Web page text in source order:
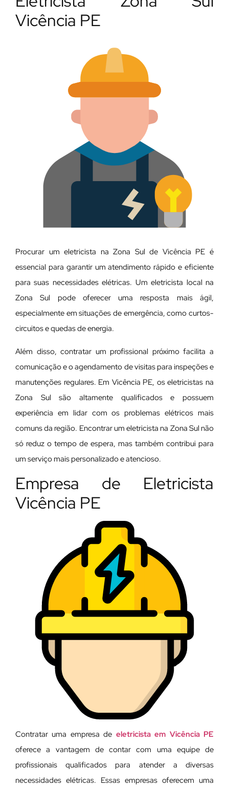
Vicência PE
Procurar um eletricista na Zona Sul de Vicência PE é
essencial para garantir um atendimento rápido e eficiente
para suas necessidades elétricas. Um eletricista local na
Zona Sul pode oferecer uma resposta mais ágil,
especialmente em situações de emergência, como curtos-
circuitos e quedas de energia.
Além disso, contratar um profissional próximo facilita a
comunicação e o agendamento de visitas para inspeções e
manutenções regulares. Em Vicência PE, os eletricistas na
Zona Sul são altamente qualificados e possuem
experiência em lidar com os problemas elétricos mais
comuns da região. Encontrar um eletricista na Zona Sul não
só reduz o tempo de espera, mas também contribui para
um serviço mais personalizado e atencioso.
Empresa de Eletricista
Vicência PE
Contratar uma empresa de eletricista em Vicência PE
oferece a vantagem de contar com uma equipe de
profissionais qualificados para atender a diversas
necessidades elétricas. Essas empresas oferecem uma